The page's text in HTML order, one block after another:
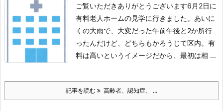
ご覧いただきありがとうございます6月2日に
有料老人ホームの見学に行きました。 あいに
くの大雨で、大変だった午前午後と2か所行
ったんだけど、どちらもかろうじて区内。 有
料は高いというイメージだから、最初は相 ...
記事を読む 高齢者、認知症、 ...